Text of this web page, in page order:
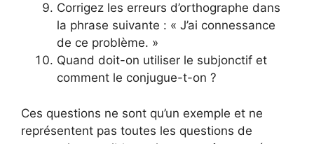
Corrigez les erreurs d’orthographe dans
la phrase suivante : « J’ai connessance
de ce problème. »
Quand doit-on utiliser le subjonctif et
comment le conjugue-t-on ?
Ces questions ne sont qu’un exemple et ne
représentent pas toutes les questions de